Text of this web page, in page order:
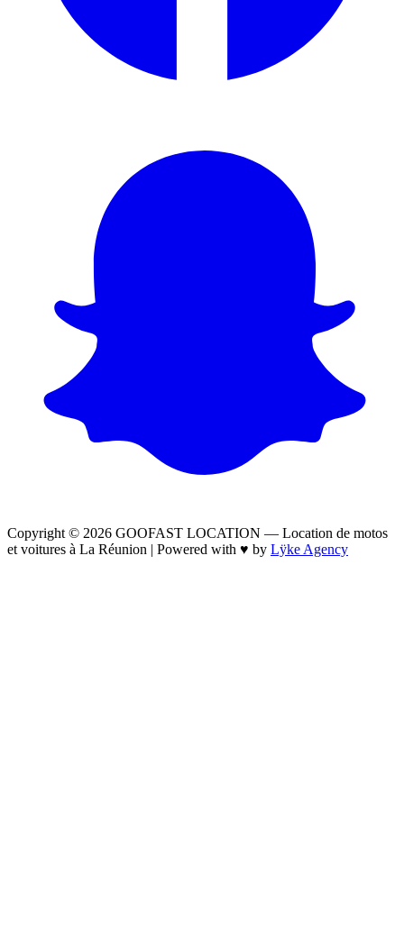
Copyright © 2026 GOOFAST LOCATION — Location de motos
et voitures à La Réunion | Powered with ♥ by Lÿke Agency